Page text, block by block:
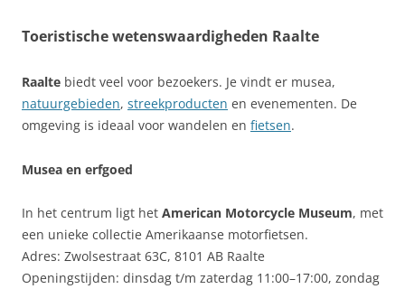
Toeristische wetenswaardigheden Raalte
Raalte biedt veel voor bezoekers. Je vindt er musea,
natuurgebieden, streekproducten en evenementen. De
omgeving is ideaal voor wandelen en fietsen.
Musea en erfgoed
In het centrum ligt het American Motorcycle Museum, met
een unieke collectie Amerikaanse motorfietsen.
Adres: Zwolsestraat 63C, 8101 AB Raalte
Openingstijden: dinsdag t/m zaterdag 11:00–17:00, zondag